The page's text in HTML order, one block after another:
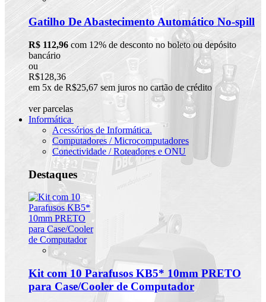
Gatilho De Abastecimento Automático No-spill
R$ 112,96 com 12% de desconto no boleto ou depósito
bancário
ou
R$128,36
em 5x de R$25,67 sem juros no cartão de crédito
ver parcelas
Informática
Acessórios de Informática.
Computadores / Microcomputadores
Conectividade / Roteadores e ONU
Destaques
Kit com 10 Parafusos KB5* 10mm PRETO
para Case/Cooler de Computador